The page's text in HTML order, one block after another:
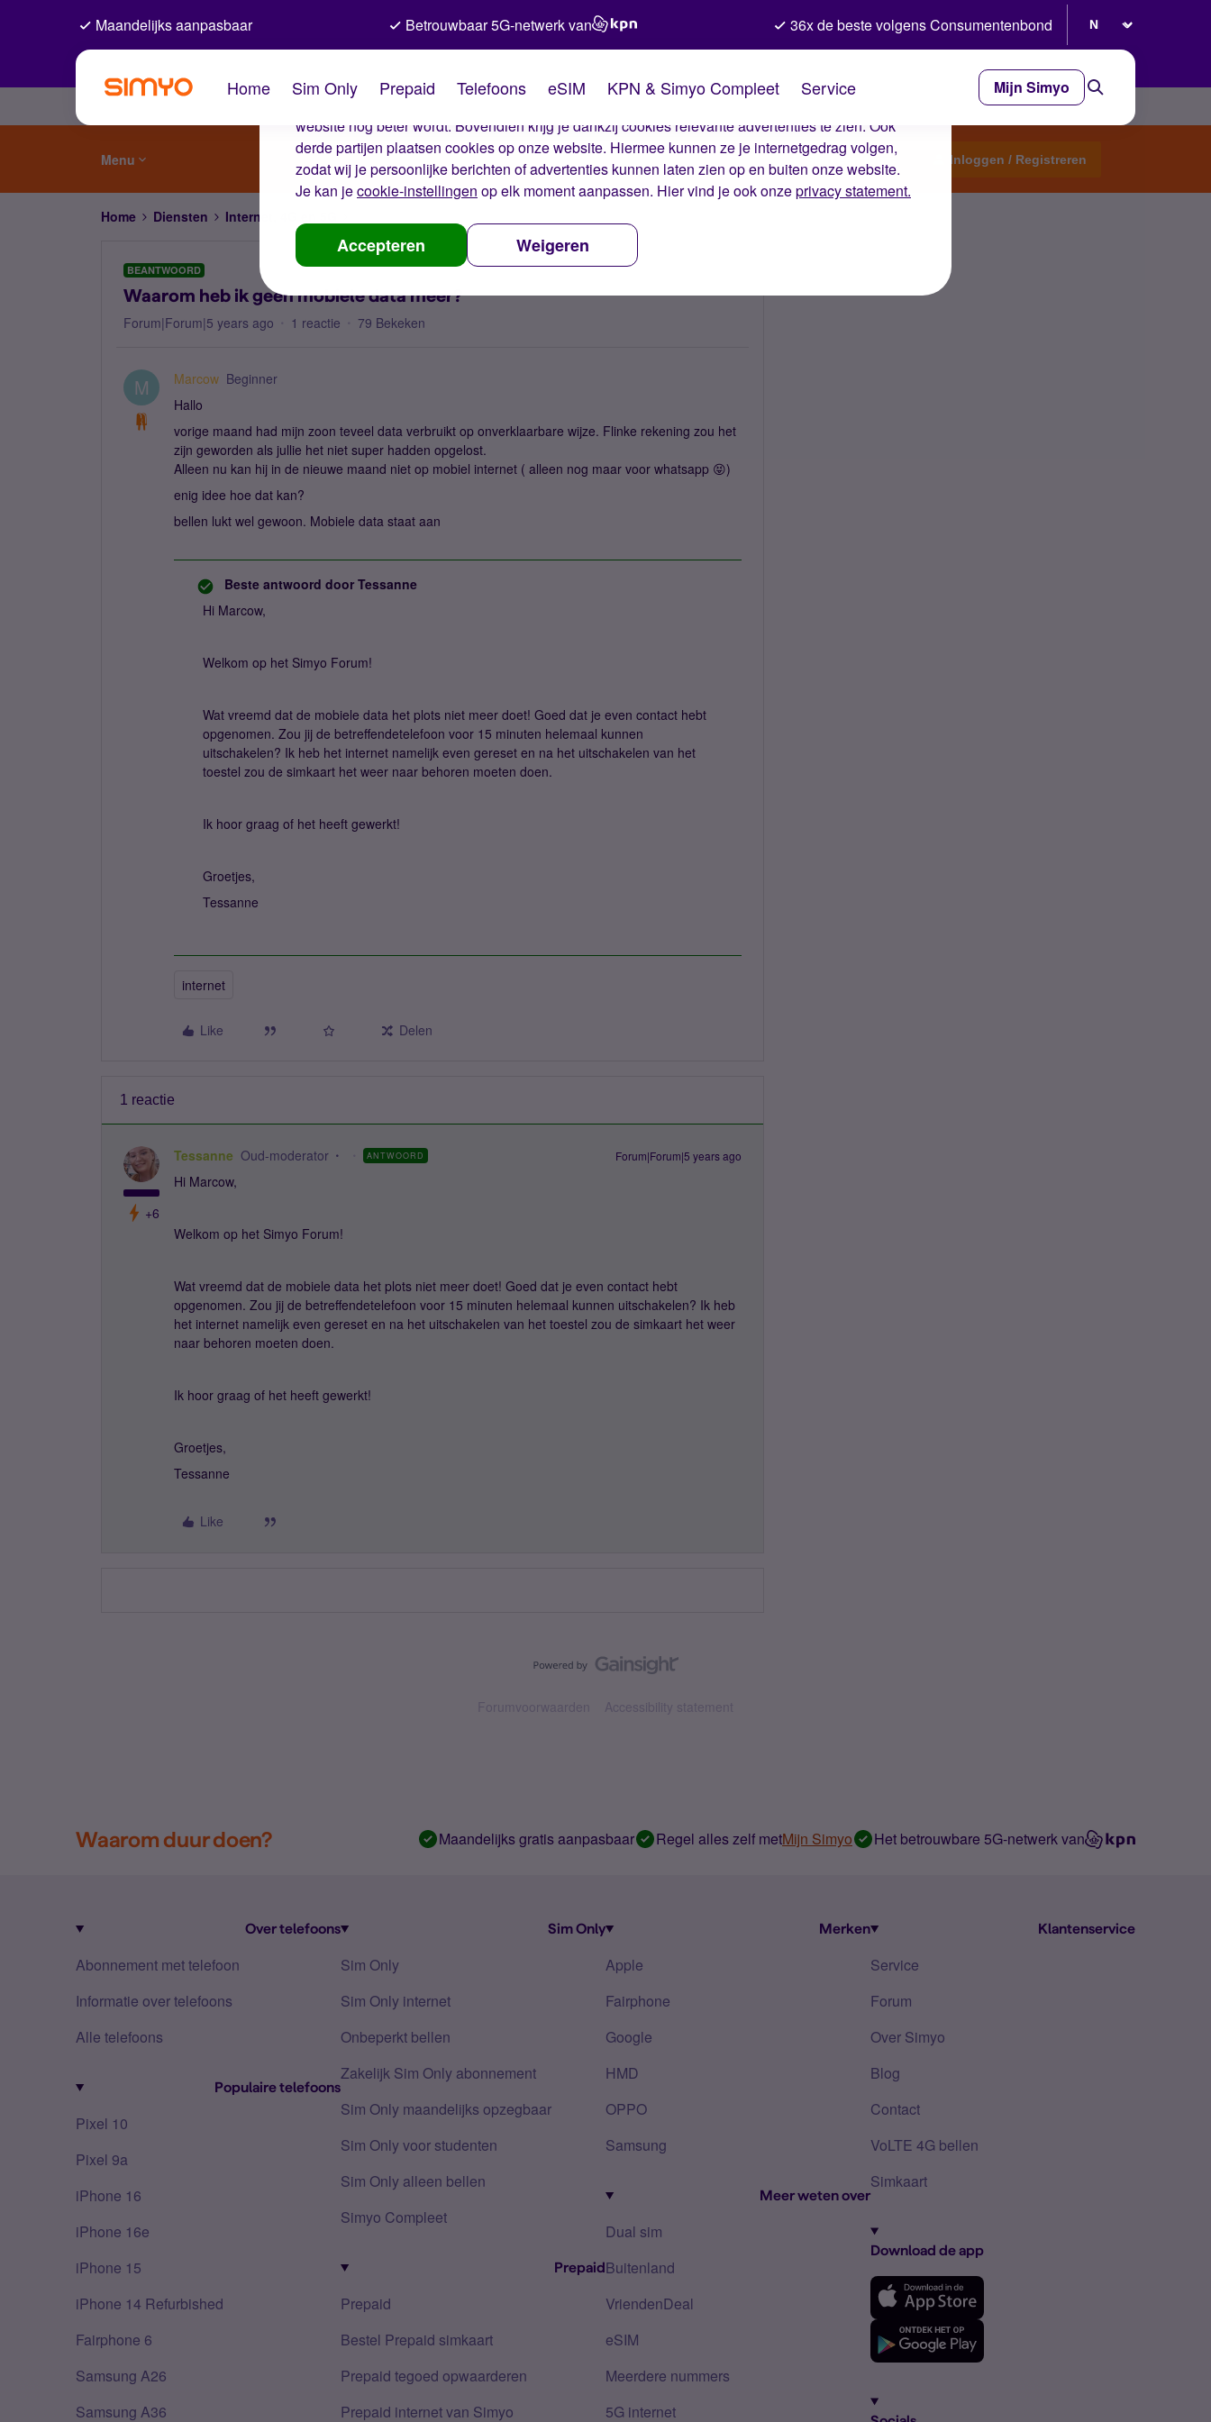
De cookies van Simyo
Wij gebruiken cookies op onze website. Met deze cookies zorgen wij ervoor dat je ervaring op de
website nog beter wordt. Bovendien krijg je dankzij cookies relevante advertenties te zien. Ook
derde partijen plaatsen cookies op onze website. Hiermee kunnen ze je internetgedrag volgen,
zodat wij je persoonlijke berichten of advertenties kunnen laten zien op en buiten onze website.
Je kan jecookie-instellingen op elk moment aanpassen. Hier vind je ook onzeprivacy statement.
Accepteren Weigeren
Maandelijks aanpasbaar Betrouwbaar 5G-netwerk van 36x de beste volgens Consumentenbond
Home Sim Only Prepaid Telefoons eSIM KPN & Simyo Compleet Service Mijn Simyo
Menu Start een topic Inloggen / Registreren
Home Diensten Internet, 4G en 5G
BEANTWOORD
Waarom heb ik geen mobiele data meer?
Forum|Forum|5 years ago 1 reactie 79 Bekeken
M Marcow Beginner
Hallo
vorige maand had mijn zoon teveel data verbruikt op onverklaarbare wijze. Flinke rekening zou het
zijn geworden als jullie het niet super hadden opgelost.
Alleen nu kan hij in de nieuwe maand niet op mobiel internet ( alleen nog maar voor whatsapp 😝)
enig idee hoe dat kan?
bellen lukt wel gewoon. Mobiele data staat aan
Beste antwoord door Tessanne
Hi Marcow,
Welkom op het Simyo Forum!
Wat vreemd dat de mobiele data het plots niet meer doet! Goed dat je even contact hebt
opgenomen. Zou jij de betreffendetelefoon voor 15 minuten helemaal kunnen
uitschakelen? Ik heb het internet namelijk even gereset en na het uitschakelen van het
toestel zou de simkaart het weer naar behoren moeten doen.
Ik hoor graag of het heeft gewerkt!
Groetjes,
Tessanne
internet
Like Delen
1 reactie
+6
Tessanne Oud-moderator ANTWOORD Forum|Forum|5 years ago
Hi Marcow,
Welkom op het Simyo Forum!
Wat vreemd dat de mobiele data het plots niet meer doet! Goed dat je even contact hebt
opgenomen. Zou jij de betreffendetelefoon voor 15 minuten helemaal kunnen uitschakelen? Ik heb
het internet namelijk even gereset en na het uitschakelen van het toestel zou de simkaart het weer
naar behoren moeten doen.
Ik hoor graag of het heeft gewerkt!
Groetjes,
Tessanne
Like
Forumvoorwaarden Accessibility statement
Waarom duur doen? Maandelijks gratis aanpasbaar Regel alles zelf metMijn Simyo Het betrouwbare 5G-netwerk van
Over telefoons
Abonnement met telefoon
Informatie over telefoons
Alle telefoons
Populaire telefoons
Pixel 10
Pixel 9a
iPhone 16
iPhone 16e
iPhone 15
iPhone 14 Refurbished
Fairphone 6
Samsung A26
Samsung A36
Sim Only
Sim Only
Sim Only internet
Onbeperkt bellen
Zakelijk Sim Only abonnement
Sim Only maandelijks opzegbaar
Sim Only voor studenten
Sim Only alleen bellen
Simyo Compleet
Prepaid
Prepaid
Bestel Prepaid simkaart
Prepaid tegoed opwaarderen
Prepaid internet van Simyo
Merken
Apple
Fairphone
Google
HMD
OPPO
Samsung
Meer weten over
Dual sim
Buitenland
VriendenDeal
eSIM
Meerdere nummers
5G internet
Klantenservice
Service
Forum
Over Simyo
Blog
Contact
VoLTE 4G bellen
Simkaart
Download de app